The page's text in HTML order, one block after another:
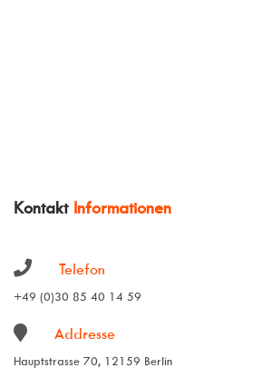
Kontakt Informationen
Telefon
+49 (0)30 85 40 14 59
Addresse
Hauptstrasse 70, 12159 Berlin